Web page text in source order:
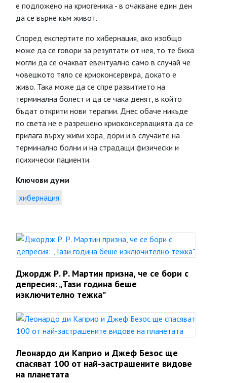
е подложено на криогеника - в очакване един ден
да се върне към живот.
Според експертите по хибернация, ако изобщо
може да се говори за резултати от нея, то те биха
могли да се очакват евентуално само в случай че
човешкото тяло се криоконсервира, докато е
живо. Така може да се спре развитието на
терминална болест и да се чака денят, в който
бъдат открити нови терапии. Днес обаче никъде
по света не е разрешено криоконсервацията да се
прилага върху живи хора, дори и в случаите на
терминално болни и на страдащи физически и
психически пациенти.
Ключови думи
хибернация
Джордж Р. Р. Мартин призна, че се бори с
депресия: „Тази година беше
изключително тежка"
Леонардо ди Каприо и Джеф Безос ще
спасяват 100 от най-застрашените видове
на планетата